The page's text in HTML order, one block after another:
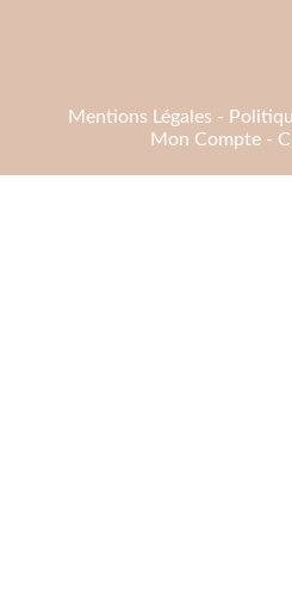
Mentions Légales
Mon Compte